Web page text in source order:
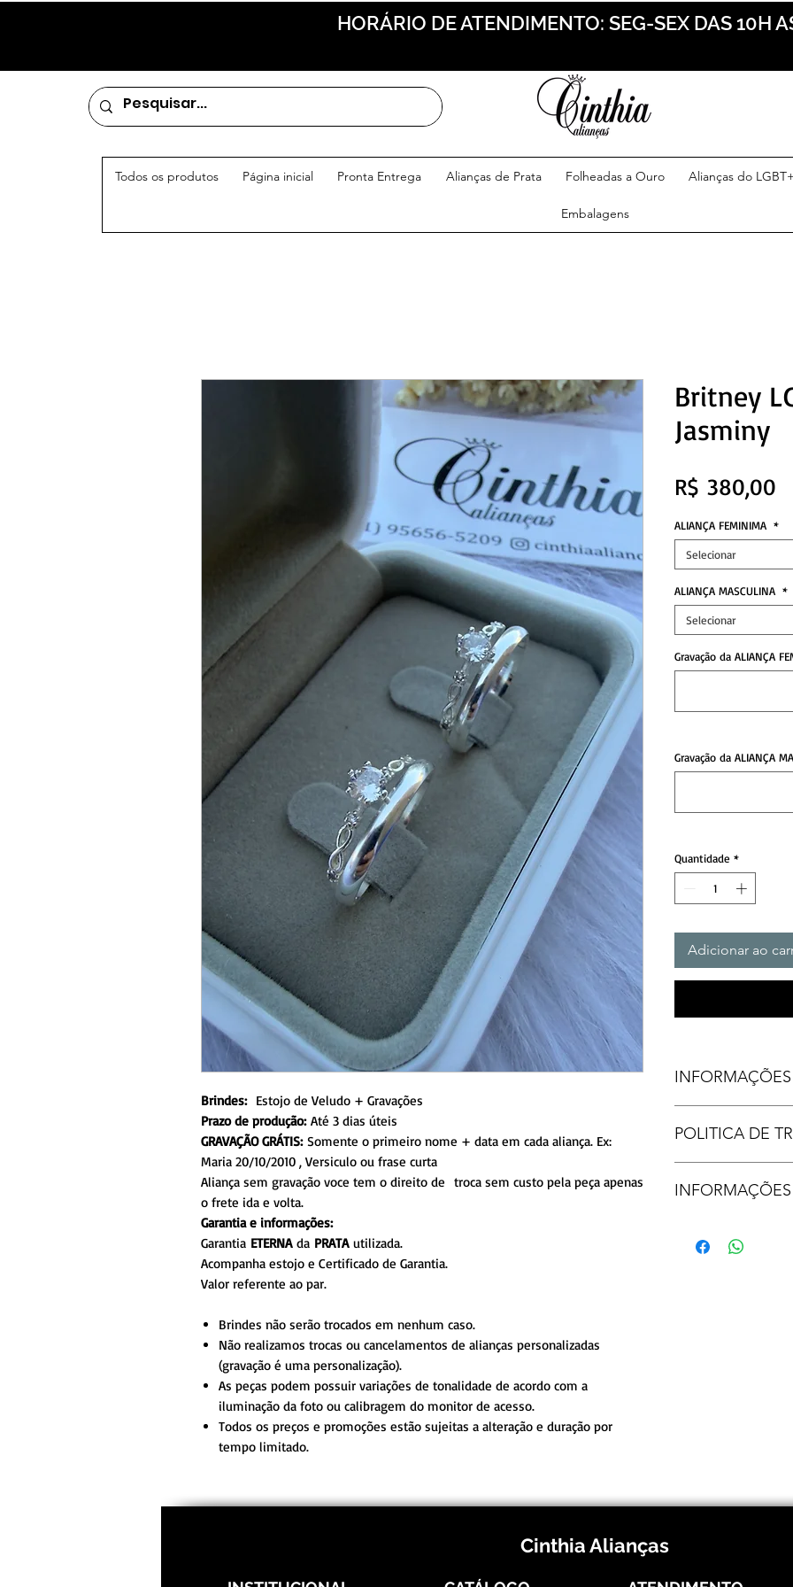
HORÁRIO DE ATENDIMENTO: SEG-SEX DAS 10H
Todos os produtos Página inicial Pronta Entrega Alianças de Prata Folheadas a Ouro Alianças do
Embalagens
Brindes:Estojo de Veludo + Gravações
Prazo de produção:Até 3 dias úteis
GRAVAÇÃO GRÁTIS:Somente o primeiro nome + data em cada aliança. Ex:
Maria 20/10/2010 , Versiculo ou frase curta
Aliança sem gravação voce tem o direito de troca sem custo pela peça apenas
o frete ida e volta.
Garantia e informações:
Garantia ETERNAda PRATAutilizada.
Acompanha estojo e Certificado de Garantia.
Valor referente ao par.
Brindes não serão trocados em nenhum caso.
Não realizamos trocas ou cancelamentos de alianças personalizadas
(gravação é uma personalização).
As peças podem possuir variações de tonalidade de acordo com a
iluminação da foto ou calibragem do monitor de acesso.
Todos os preços e promoções estão sujeitas a alteração e duração por
tempo limitado.
Britney
Jasminy
R$ 380,00
ALIANÇA FEMINIMA *
Selecionar
ALIANÇA MASCULINA *
Selecionar
Gravação da ALIANÇA
Gravação da ALIANÇA
Quantidade *
Adicionar ao
FORMATO
POLITICA DE
reembolso, após
Cinthia Alianças